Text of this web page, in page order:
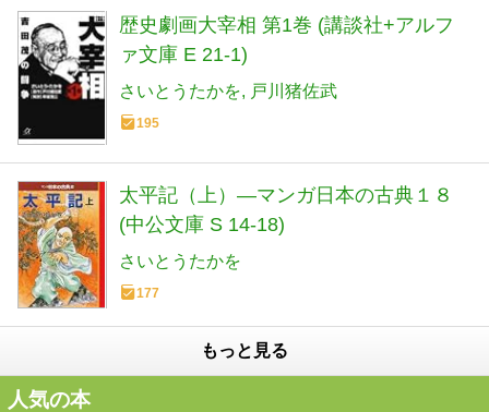
歴史劇画大宰相 第1巻 (講談社+アルフ
ァ文庫 E 21-1)
さいとうたかを 戸川猪佐武
195
太平記（上）―マンガ日本の古典１８
(中公文庫 S 14-18)
さいとうたかを
177
もっと見る
人気の本